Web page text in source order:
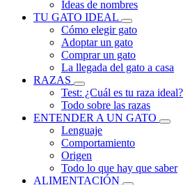
Ideas de nombres
TU GATO IDEAL
Cómo elegir gato
Adoptar un gato
Comprar un gato
La llegada del gato a casa
RAZAS
Test: ¿Cuál es tu raza ideal?
Todo sobre las razas
ENTENDER A UN GATO
Lenguaje
Comportamiento
Origen
Todo lo que hay que saber
ALIMENTACIÓN